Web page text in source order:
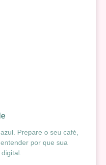
Prepare o seu café,
por que sua